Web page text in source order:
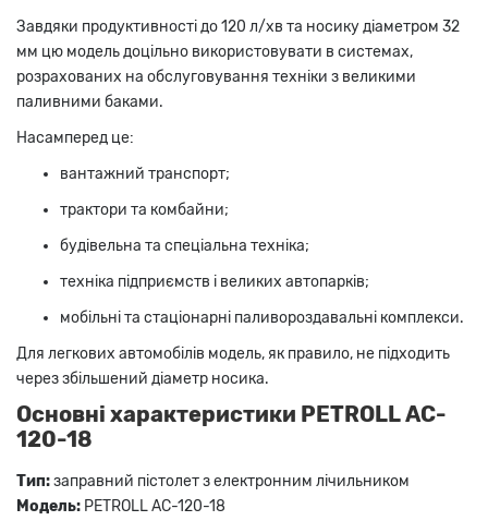
Завдяки продуктивності до 120 л/хв та носику діаметром 32
мм цю модель доцільно використовувати в системах,
розрахованих на обслуговування техніки з великими
паливними баками.
Насамперед це:
вантажний транспорт;
трактори та комбайни;
будівельна та спеціальна техніка;
техніка підприємств і великих автопарків;
мобільні та стаціонарні паливороздавальні комплекси.
Для легкових автомобілів модель, як правило, не підходить
через збільшений діаметр носика.
Основні характеристики PETROLL AC-
120-18
Тип:заправний пістолет з електронним лічильником
Модель: PETROLL AC-120-18